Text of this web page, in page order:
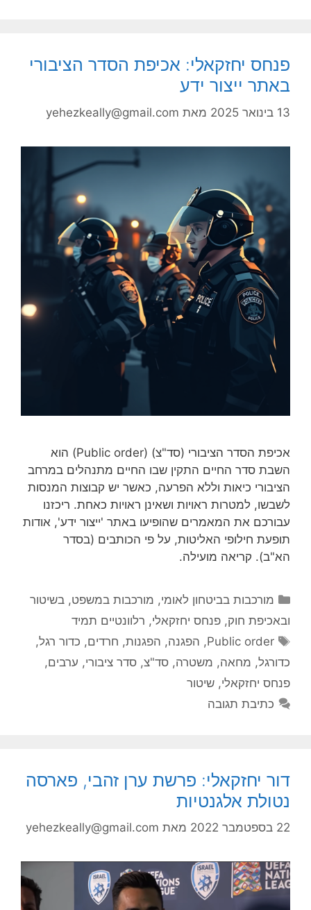
פנחס יחזקאלי: אכיפת הסדר הציבורי
באתר ייצור ידע
13 בינואר 2025 מאת yehezkeally@gmail.com
אכיפת הסדר הציבורי (סד"צ) (Public order) הוא
השבת סדר החיים התקין שבו החיים מתנהלים במרחב
הציבורי כיאות וללא הפרעה, כאשר יש קבוצות המנסות
לשבשו, למטרות ראויות ושאינן ראויות כאחת. ריכזנו
עבורכם את המאמרים שהופיעו באתר 'ייצור ידע', אודות
תופעת חילופי האליטות, על פי הכותבים (בסדר
הא"ב). קריאה מועילה.
קטגוריות
מורכבות בביטחון לאומי, מורכבות במשפט, בשיטור
ובאכיפת חוק, פנחס יחזקאלי, רלוונטיים תמיד
תגיות
Public order
, הפגנה, הפגנות, חרדים, כדור רגל,
כדורגל, מחאה, משטרה, סד"צ, סדר ציבורי, ערבים,
פנחס יחזקאלי, שיטור
כתיבת תגובה
דור יחזקאלי: פרשת ערן זהבי, פארסה
נטולת אלגנטיות
22 בספטמבר 2022 מאת yehezkeally@gmail.com